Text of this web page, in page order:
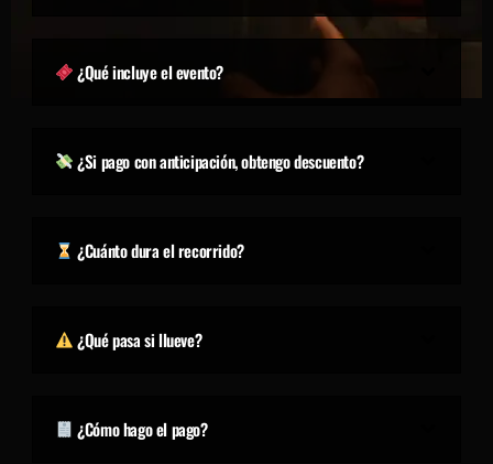
¿Qué incluye el evento?
¿Si pago con anticipación, obtengo descuento?
¿Cuánto dura el recorrido?
¿Qué pasa si llueve?
¿Cómo hago el pago?